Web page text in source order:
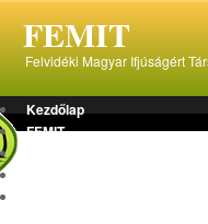
FEMIT
Felvidéki Magyar Ifjúságért
Kezdőlap
FEMIT